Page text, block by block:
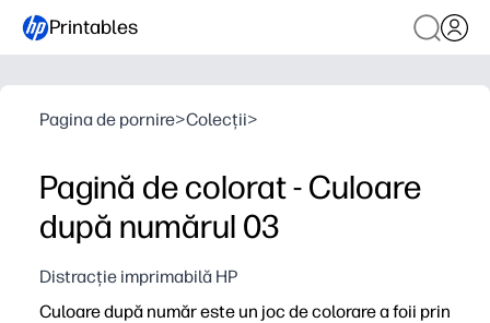
Printables
Pagina de pornire>Colecții>
Pagină de colorat - Culoare
după numărul 03
Distracție imprimabilă HP
Culoare după număr este un joc de colorare a foii prin